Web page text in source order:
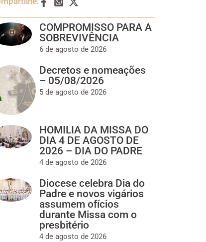
COMPROMISSO PARA A
SOBREVIVÊNCIA
6 de agosto de 2026
Decretos e nomeações
– 05/08/2026
5 de agosto de 2026
HOMILIA DA MISSA DO
DIA 4 DE AGOSTO DE
2026 – DIA DO PADRE
4 de agosto de 2026
Diocese celebra Dia do
Padre e novos vigários
assumem ofícios
durante Missa com o
presbitério
4 de agosto de 2026